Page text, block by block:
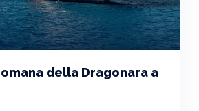
della Dragonara a